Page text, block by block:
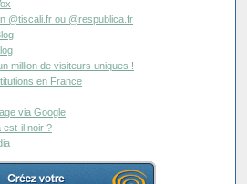
@tiscali.fr ou @respublica.fr
million de visiteurs uniques !
en France
via Google
est-il noir ?